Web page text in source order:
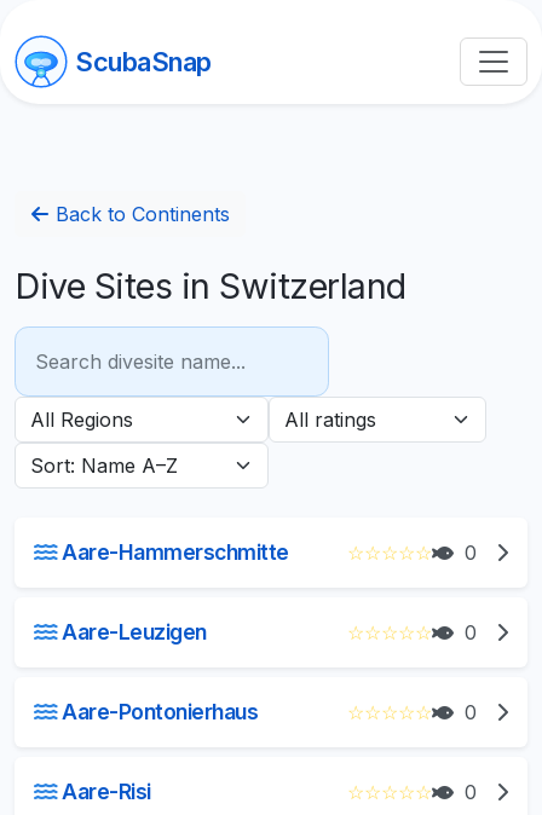
ScubaSnap
Back to Continents
Dive Sites in Switzerland
Aare-Hammerschmitte ☆☆☆☆☆ 0
Aare-Leuzigen ☆☆☆☆☆ 0
Aare-Pontonierhaus ☆☆☆☆☆ 0
Aare-Risi ☆☆☆☆☆ 0